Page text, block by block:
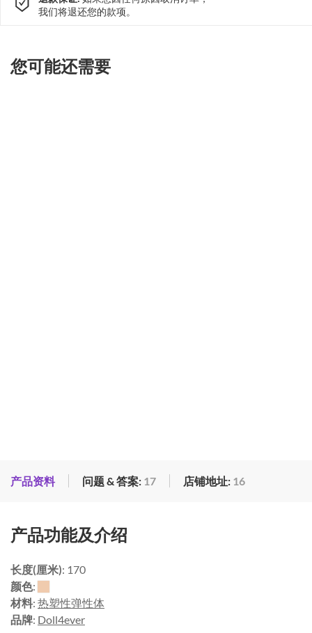
我们将退还您的款项。
您可能还需要
产品资料 问题 & 答案: 17 店铺地址: 16
产品功能及介绍
长度(厘米): 170
颜色:
材料: 热塑性弹性体
品牌: Doll4ever